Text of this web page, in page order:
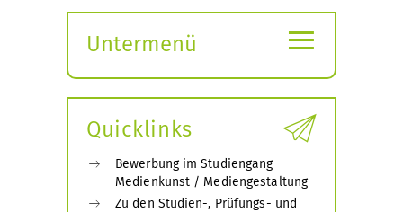
Untermenü
öffnen
≡
Quicklinks
Bewerbung im Studiengang
Medienkunst / Mediengestaltung
Zu den Studien-, Prüfungs- und